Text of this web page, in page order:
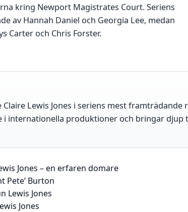
kring Newport Magistrates Court. Seriens
av Hannah Daniel och Georgia Lee, medan
Carter och Chris Forster.
Lewis Jones i seriens mest framträdande
i internationella produktioner och bringar djup
Jones – en erfaren domare
Pete’ Burton
Lewis Jones
Jones